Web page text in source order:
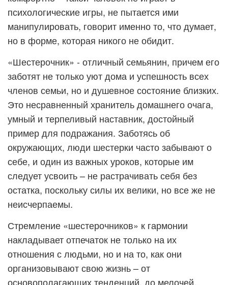
психологические игры, не пытается ими
манипулировать, говорит именно то, что думает,
но в форме, которая никого не обидит.
«Шестерочник» - отличный семьянин, причем его
заботят не только уют дома и успешность всех
членов семьи, но и душевное состояние близких.
Это несравненный хранитель домашнего очага,
умный и терпеливый наставник, достойный
пример для подражания. Заботясь об
окружающих, люди шестерки часто забывают о
себе, и один из важных уроков, которые им
следует усвоить – не растрачивать себя без
остатка, поскольку силы их велики, но все же не
неисчерпаемы.
Стремление «шестерочников» к гармонии
накладывает отпечаток не только на их
отношения с людьми, но и на то, как они
организовывают свою жизнь – от
основополагающих тенденций, до мелочей.